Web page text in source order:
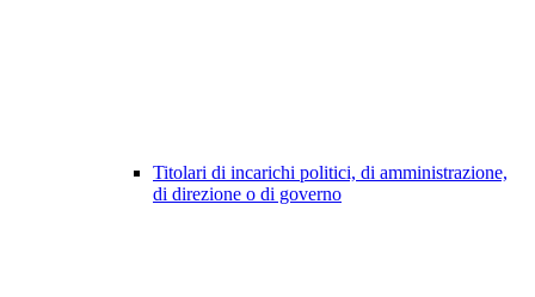
Titolari di incarichi politici, di amministrazione,
di direzione o di governo